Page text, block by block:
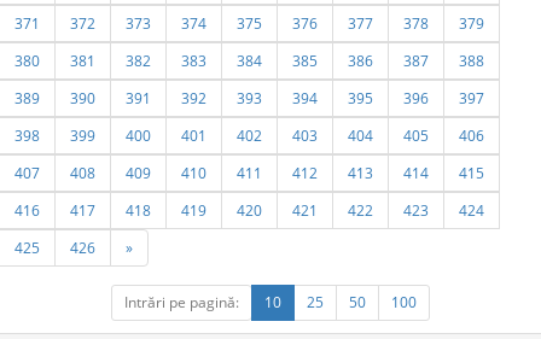
371
372 373 374 375 376 377 378
379
380
381 382 383 384 385 386 387
388
389
390 391 392 393 394 395 396
397
398
399 400 401 402 403 404 405
406
407
408 409 410 411 412 413 414
415
416
417 418 419 420 421 422 423
424
425
426 »
Intrări pe pagină: 10 25 50 100